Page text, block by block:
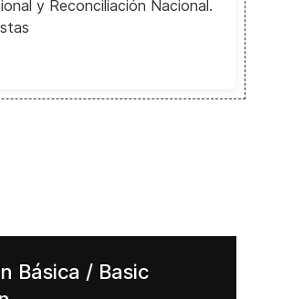
y Reconciliación Nacional.
Básica / Basic